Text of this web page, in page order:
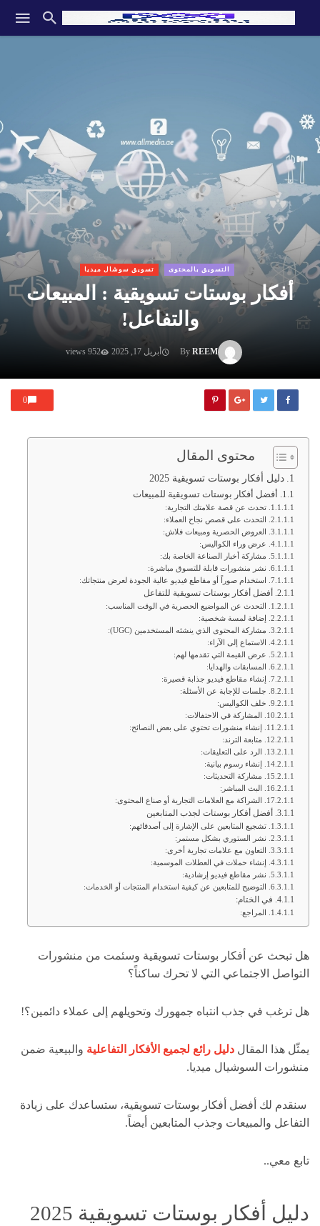
التسويق بالمحتوى تسويق سوشال ميديا
أفكار بوستات تسويقية : المبيعات
والتفاعل!
ByREEM أبريل 17, 2025 952 views
0
محتوى المقال
دليل أفكار بوستات تسويقية 2025
أفضل أفكار بوستات تسويقية للمبيعات
تحدث عن قصة علامتك التجارية:
التحدث على قصص نجاح العملاء:
العروض الحصرية ومبيعات فلاش:
عرض وراء الكواليس:
مشاركة أخبار الصناعة الخاصة بك:
نشر منشورات قابلة للتسوق مباشرة:
استخدام صوراً أو مقاطع فيديو عالية الجودة لعرض منتجاتك:
أفضل أفكار بوستات تسويقية للتفاعل
التحدث عن المواضيع الحصرية في الوقت المناسب:
إضافة لمسة شخصية:
مشاركة المحتوى الذي ينشئه المستخدمين (UGC):
الاستماع إلى الآراء:
عرض القيمة التي تقدمها لهم:
المسابقات والهدايا:
إنشاء مقاطع فيديو جذابة قصيرة:
جلسات للإجابة عن الأسئلة:
خلف الكواليس:
المشاركة في الاحتفالات:
إنشاء منشورات تحتوي على بعض النصائح:
متابعة الترند:
الرد على التعليقات:
إنشاء رسوم بيانية:
مشاركة التحديثات:
البث المباشر:
الشراكة مع العلامات التجارية أو صناع المحتوى:
أفضل أفكار بوستات لجذب المتابعين
تشجيع المتابعين على الإشارة إلى أصدقائهم:
نشر الستوري بشكل مستمر:
التعاون مع علامات تجارية أخرى:
إنشاء حملات في العطلات الموسمية:
نشر مقاطع فيديو إرشادية:
التوضيح للمتابعين عن كيفية استخدام المنتجات أو الخدمات:
في الختام:
المراجع:
هل تبحث عن أفكار بوستات تسويقية وسئمت من منشورات
التواصل الاجتماعي التي لا تحرك ساكناً؟
هل ترغب في جذب انتباه جمهورك وتحويلهم إلى عملاء دائمين؟!
يمثّل هذا المقال دليل رائع لجميع الأفكار التفاعلية والبيعية ضمن
منشورات السوشيال ميديا.
سنقدم لك أفضل أفكار بوستات تسويقية، ستساعدك على زيادة
التفاعل والمبيعات وجذب المتابعين أيضاً.
تابع معي..
دليل أفكار بوستات تسويقية 2025